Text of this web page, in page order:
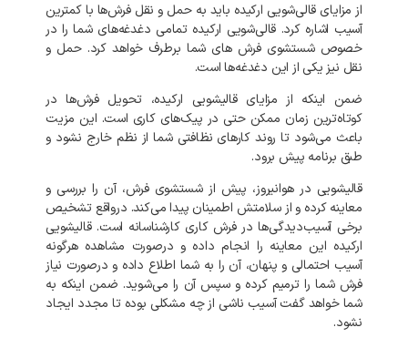
از مزایای قالی‌شویی ارکیده باید به حمل و نقل فرش‌ها با کمترین
آسیب اشاره کرد. قالی‌شویی ارکیده تمامی دغدغه‌های شما را در
خصوص شستشوی فرش‌ های شما برطرف خواهد کرد. حمل و
نقل نیز یکی از این دغدغه‌ها است.
ضمن اینکه از مزایای قالیشویی ارکیده، تحویل فرش‌ها در
کوتاه‌ترین زمان ممکن حتی در پیک‌های کاری است. این مزیت
باعث می‌شود تا روند کارهای نظافتی شما از نظم خارج نشود و
طبق برنامه پیش برود.
قالیشویی در هوانیروز، پیش از شستشوی فرش، آن را بررسی و
معاینه کرده و از سلامتش اطمینان پیدا می‌کند. درواقع تشخیص
برخی آسیب‌دیدگی‌ها در فرش کاری کارشناسانه است. قالیشویی
ارکیده این معاینه را انجام داده و درصورت مشاهده هرگونه
آسیب احتمالی و پنهان، آن را به شما اطلاع داده و درصورت نیاز
فرش شما را ترمیم کرده و سپس آن را می‌شوید. ضمن اینکه به
شما خواهد گفت آسیب ناشی از چه مشکلی بوده تا مجدد ایجاد
نشود.